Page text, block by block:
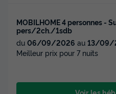
MOBILHOME 4 personnes -
pers/2ch./1sdb
du 06/09/2026 au 13/09/
Meilleur prix pour 7 nuits
Voir les